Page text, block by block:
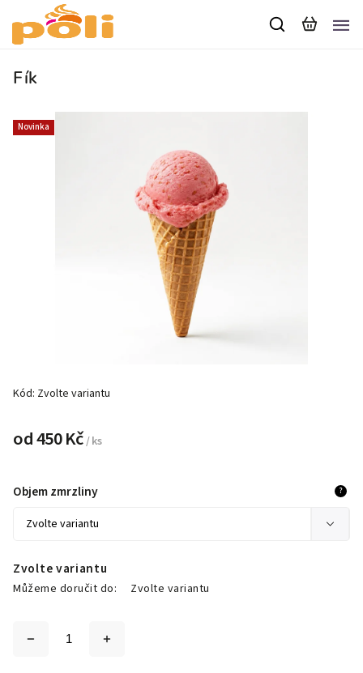
Fík
Novinka
Kód: Zvolte variantu
od450 Kč/ ks
Zvolte variantu
Můžeme doručit do: Zvolte variantu
Objem zmrzliny ?